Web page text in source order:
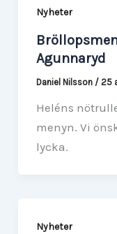
Nyheter
Agunnaryd
Daniel Nilsson / 25
Heléns
menyn. Vi
lycka.
Nyheter